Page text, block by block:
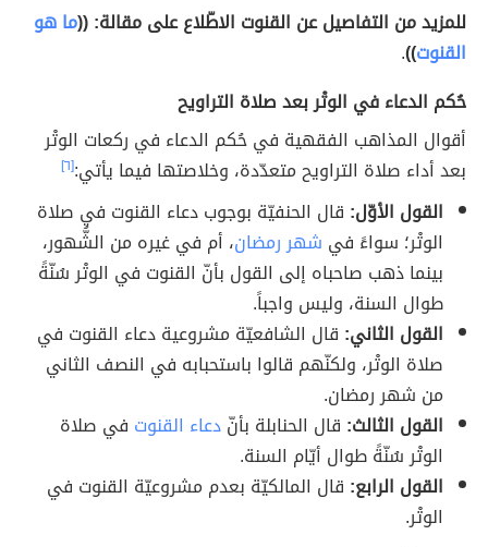
للمزيد من التفاصيل عن القنوت الاطّلاع على مقالة: ((ما هو
القنوت))
.
حُكم الدعاء في الوتْر بعد صلاة التراويح
أقوال المذاهب الفقهية في حُكم الدعاء في ركعات الوتْر
بعد أداء صلاة التراويح متعدّدة، وخلاصتها فيما يأتي:[٦]
القول الأوّل: قال الحنفيّة بوجوب دعاء القنوت في صلاة
الوتْر؛ سواءً في شهر رمضان، أم في غيره من الشُّهور،
بينما ذهب صاحباه إلى القول بأنّ القنوت في الوتْر سُنّةً
طوال السنة، وليس واجباً.
القول الثاني: قال الشافعيّة مشروعية دعاء القنوت في
صلاة الوتْر، ولكنّهم قالوا باستحبابه في النصف الثاني
من شهر رمضان.
القول الثالث: قال الحنابلة بأنّدعاء القنوت في صلاة
الوتْر سُنّةً طوال أيّام السنة.
القول الرابع: قال المالكيّة بعدم مشروعيّة القنوت في
الوتْر.